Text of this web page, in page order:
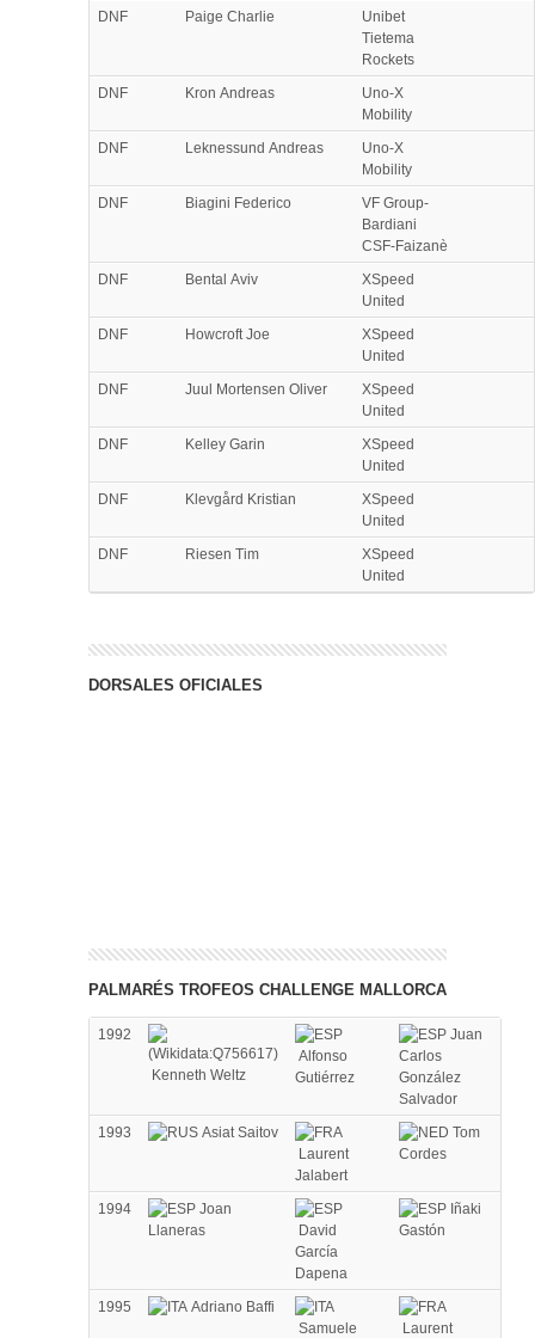
DNF Paige Charlie
Unibet
Tietema
Rockets
DNF
Kron Andreas
Uno-X
Mobility
DNF
Leknessund Andreas
Uno-X
Mobility
DNF
Biagini Federico
VF Group-
Bardiani
CSF-Faizanè
DNF
Bental Aviv
XSpeed
United
DNF
Howcroft Joe
XSpeed
United
DNF
Juul Mortensen Oliver
XSpeed
United
DNF
Kelley Garin
XSpeed
United
DNF
Klevgård Kristian
XSpeed
United
DNF
Riesen Tim
XSpeed
United
DORSALES OFICIALES
PALMARÉS TROFEOS CHALLENGE MALLORCA
1992
Kenneth Weltz
Alfonso
Gutiérrez
Juan
Carlos
González
Salvador
1993
Asiat Saitov
Laurent
Jalabert
Tom
Cordes
1994
Joan
Llaneras
David
García
Dapena
Iñaki
Gastón
1995
Adriano Baffi
Samuele
Laurent